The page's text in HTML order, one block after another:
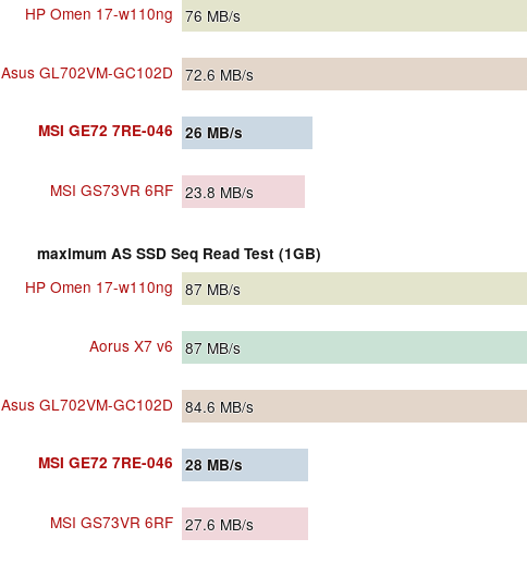
HP Omen 17-w110ng 76 MB/s
Asus GL702VM-GC102D 72.6 MB/s
MSI GE72 7RE-046 26 MB/s
MSI GS73VR 6RF 23.8 MB/s
maximum AS SSD Seq Read Test (1GB)
HP Omen 17-w110ng 87 MB/s
Aorus X7 v6 87 MB/s
Asus GL702VM-GC102D 84.6 MB/s
MSI GE72 7RE-046 28 MB/s
MSI GS73VR 6RF 27.6 MB/s